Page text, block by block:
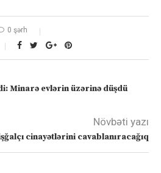
0 şərh
Minarə evlərin üzərinə düşdü
Növbəti yazı
cinayətlərini cavablanıracağıq